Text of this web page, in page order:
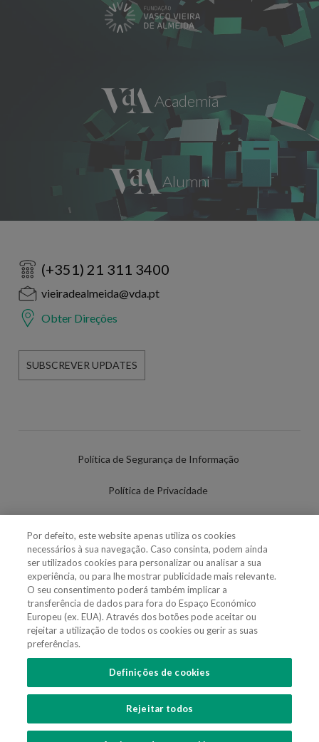
(+351) 21 311 3400
vieiradealmeida@vda.pt
Obter Direções
SUBSCREVER UPDATES
Política de Segurança de Informação
Política de Privacidade
Política de Cookies
Definições de cookies
Uso Fraudulento Nome/Marca
SIGA-NOS
Advogados e Consultores, SP RL. Todos os direitos reservados.
Created by
.
Por defeito, este website apenas utiliza os cookies
necessários à sua navegação. Caso consinta, podem ainda
ser utilizados cookies para personalizar ou analisar a sua
experiência, ou para lhe mostrar publicidade mais relevante.
O seu consentimento poderá também implicar a
transferência de dados para fora do Espaço Económico
Europeu (ex. EUA). Através dos botões pode aceitar ou
rejeitar a utilização de todos os cookies ou gerir as suas
preferências.
Definições de cookies
Rejeitar todos